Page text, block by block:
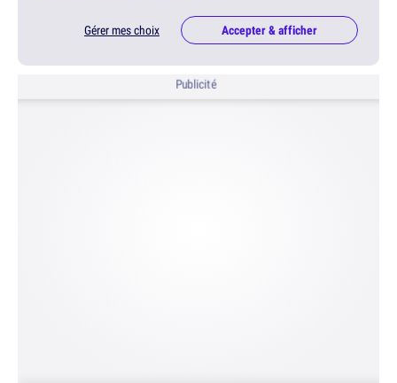
Gérer mes choix Accepter & afficher
Publicité